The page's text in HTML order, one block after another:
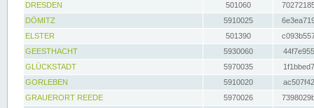
DRESDEN
501060
DÖMITZ
5910025
ELSTER
501390
GEESTHACHT
5930060
GLÜCKSTADT
5970035
GORLEBEN
5910020
GRAUERORT REEDE
5970026